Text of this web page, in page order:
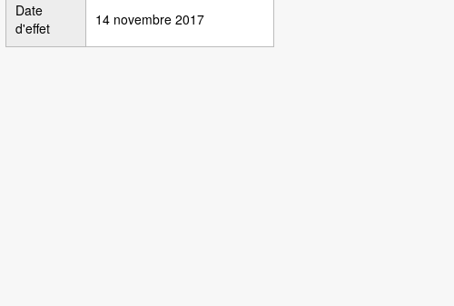
Date
d'effet
14 novembre 2017